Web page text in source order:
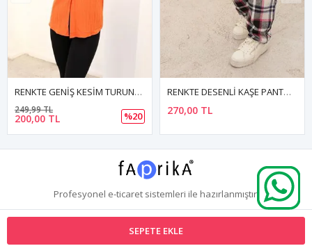
SEPETE EKLE
RENKTE GENİŞ KESİM TURUNCU GÖMLEK
200,00 TL
249,99 TL
%20
RENKTE DESENLİ KAŞE PANTOLON
270,00 TL
Profesyonel e-ticaretsistemleri ile hazırlanmıştır.